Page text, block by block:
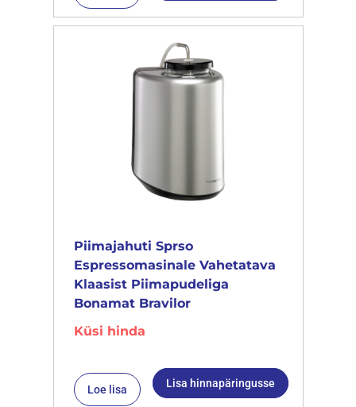
Piimajahuti Sprso
Espressomasinale Vahetatava
Klaasist Piimapudeliga
Bonamat Bravilor
Küsi hinda
Loe lisa Lisa hinnapäringusse